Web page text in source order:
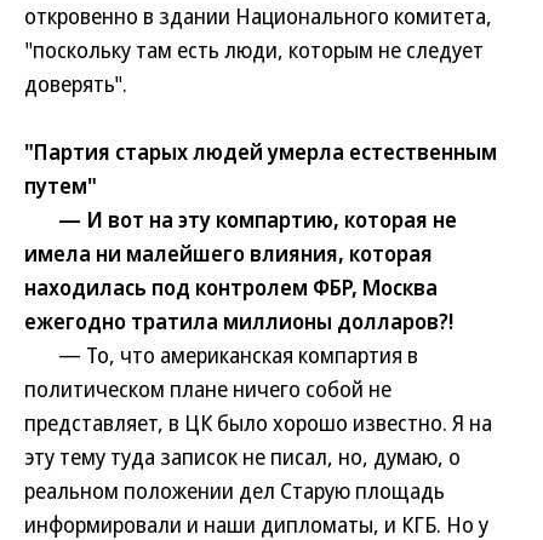
откровенно в здании Национального комитета,
"поскольку там есть люди, которым не следует
доверять".
"Партия старых людей умерла естественным
путем"
— И вот на эту компартию, которая не
имела ни малейшего влияния, которая
находилась под контролем ФБР, Москва
ежегодно тратила миллионы долларов?!
— То, что американская компартия в
политическом плане ничего собой не
представляет, в ЦК было хорошо известно. Я на
эту тему туда записок не писал, но, думаю, о
реальном положении дел Старую площадь
информировали и наши дипломаты, и КГБ. Но у